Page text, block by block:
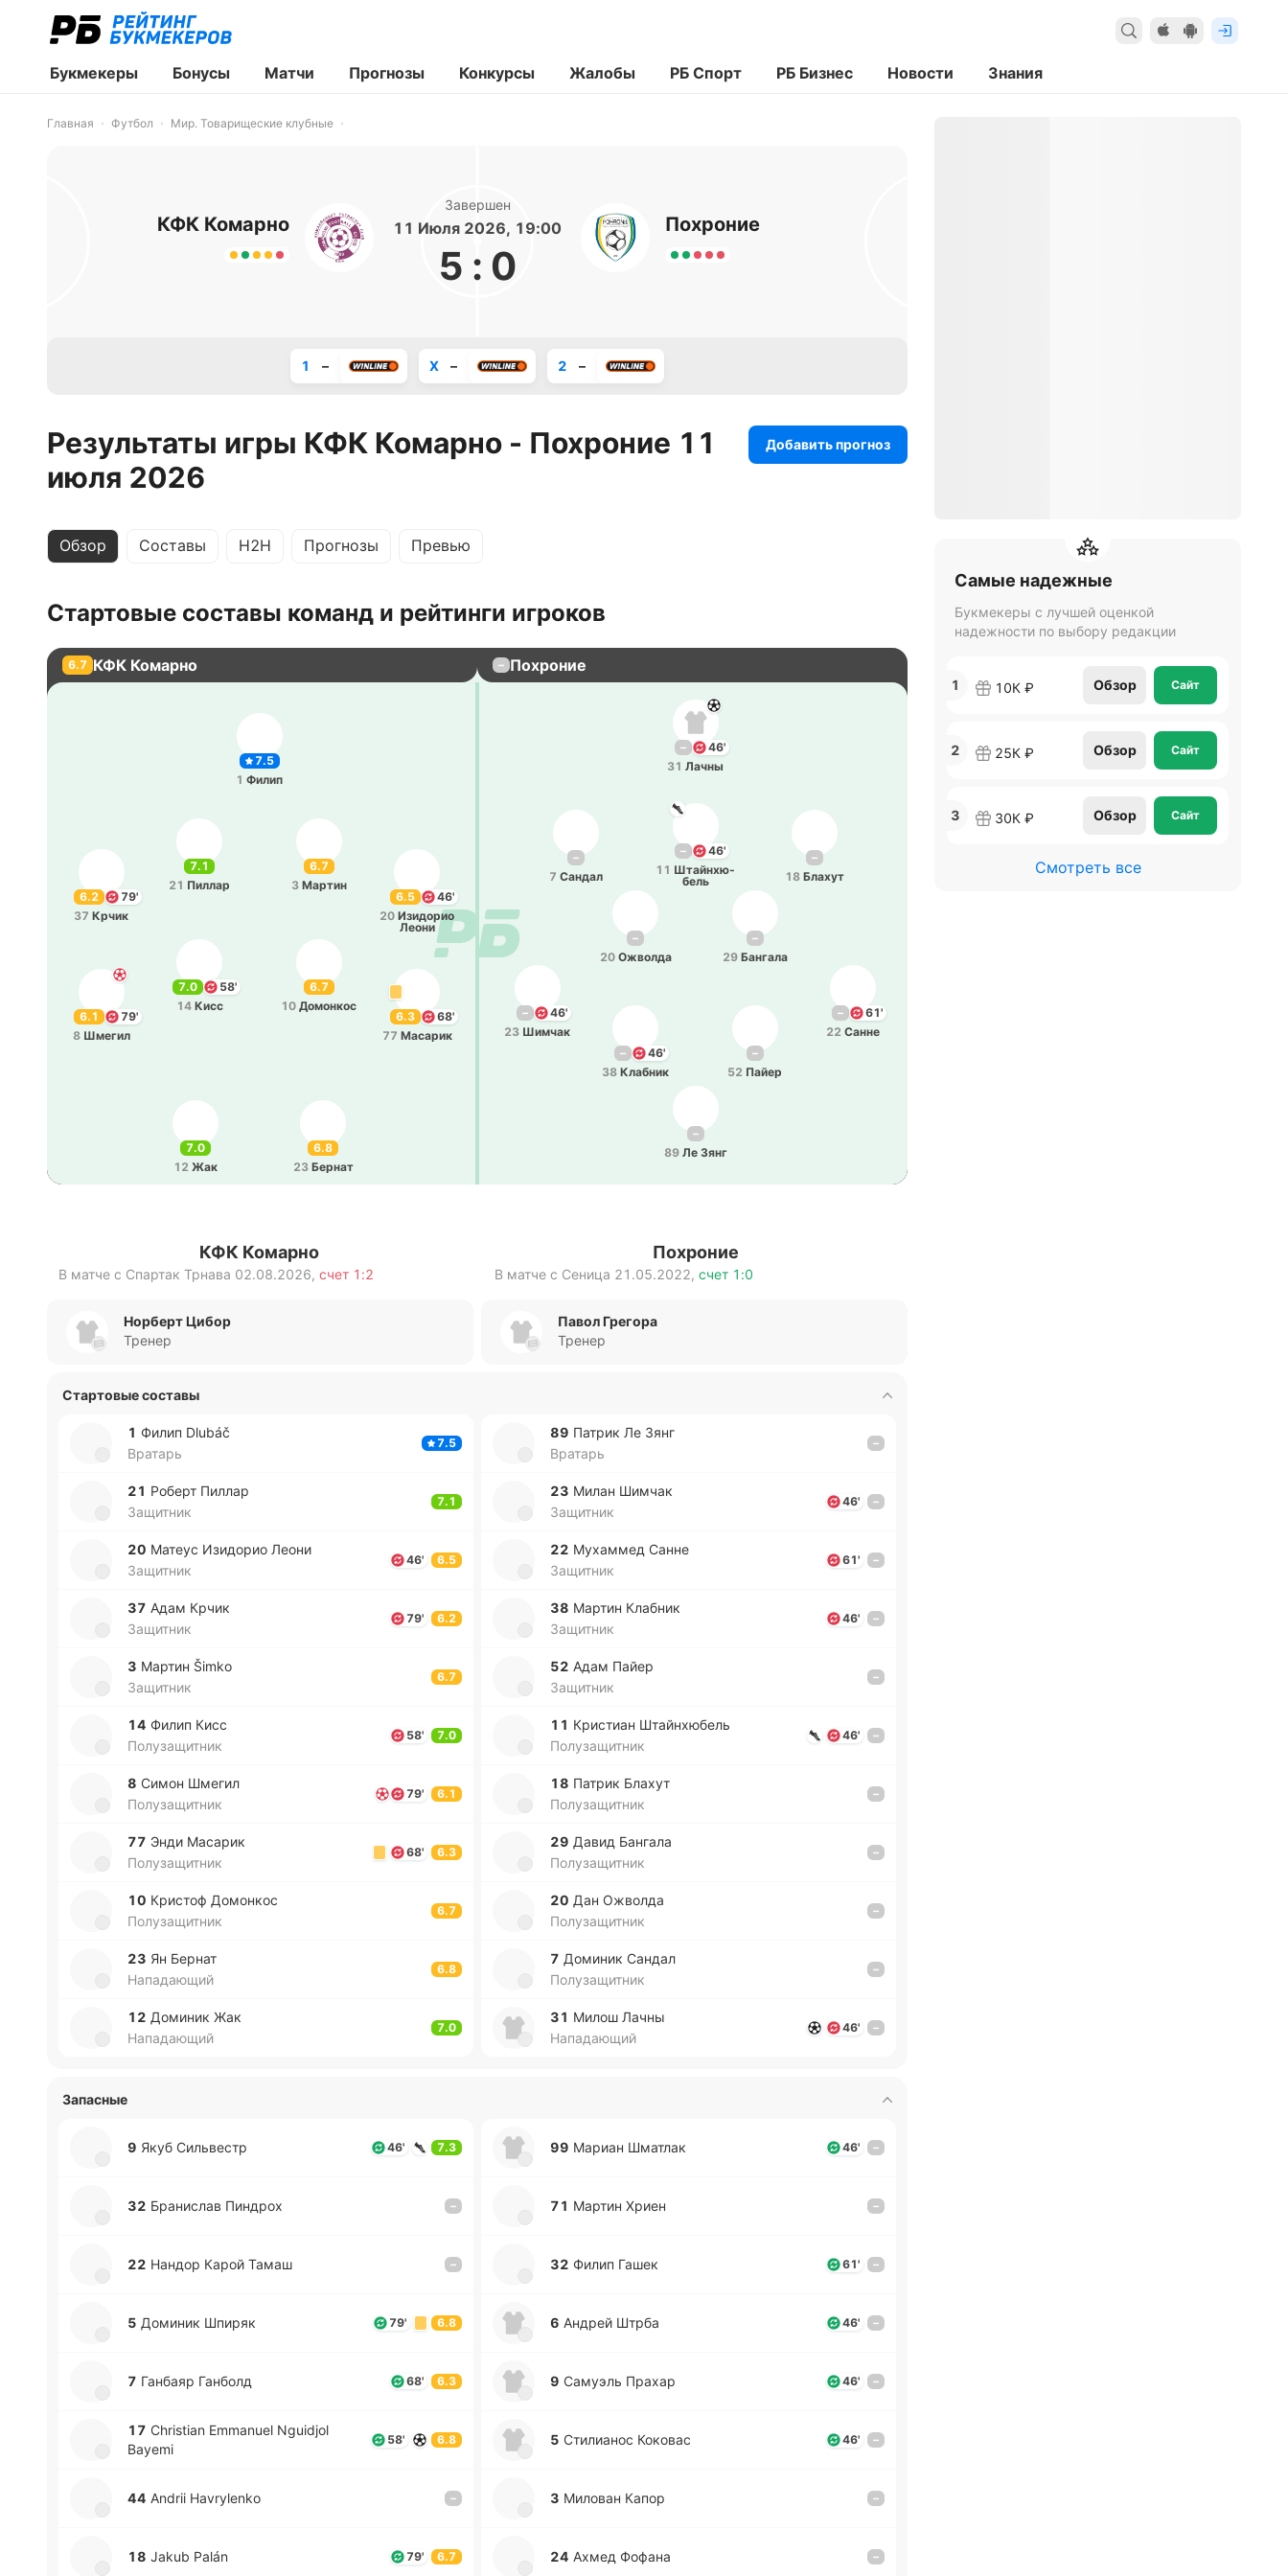
Букмекеры Бонусы Матчи Прогнозы Конкурсы Жалобы РБ Спорт РБ Бизнес Новости Знания
Главная Футбол Мир. Товарищеские клубные
КФК Комарно
Завершен
11 Июля 2026, 19:00
5 : 0
Похроние
1 – X – 2 –
Результаты игры КФК Комарно - Похроние 11
июля 2026
Добавить прогноз
Обзор Составы H2H Прогнозы Превью
Стартовые составы команд и рейтинги игроков
6.7 КФК Комарно – Похроние
7.5
1 Филип
7.1
21 Пиллар
6.5
46'
20 Изи­до­рио
Леони
6.2
79'
37 Крчик
6.7
3 Мартин
7.0
58'
14 Кисс
6.1
79'
8 Шмегил
6.3
68'
77 Ма­са­рик
6.7
10 До­мо­нкос
6.8
23 Бернат
7.0
12 Жак
–
89 Ле Зянг
–
46'
23 Шимчак
–
61'
22 Санне
–
46'
38 Кла­бник
–
52 Пайер
–
46'
11 Штай­нхю­
бель
–
18 Блахут
–
29 Ба­нга­ла
–
20 Ожво­лда
–
7 Сандал
–
46'
31 Лачны
КФК Комарно
В матче с Спартак Трнава 02.08.2026, счет 1:2
Похроние
В матче с Сеница 21.05.2022, счет 1:0
Норберт Цибор
Тренер
Павол Грегора
Тренер
Стартовые составы
1 Филип Dlubáč
Вратарь
7.5
21 Роберт Пиллар
Защитник
7.1
20 Матеус Изи­до­рио Леони
Защитник
46' 6.5
37 Адам Крчик
Защитник
79' 6.2
3 Мартин Šimko
Защитник
6.7
14 Филип Кисс
Полузащитник
58' 7.0
8 Симон Шмегил
Полузащитник
79' 6.1
77 Энди Ма­са­рик
Полузащитник
68' 6.3
10 Кри­стоф До­мо­нкос
Полузащитник
6.7
23 Ян Бернат
Нападающий
6.8
12 До­ми­ник Жак
Нападающий
7.0
89 Патрик Ле Зянг
Вратарь
–
23 Милан Шимчак
Защитник
46' –
22 Му­ха­ммед Санне
Защитник
61' –
38 Мартин Кла­бник
Защитник
46' –
52 Адам Пайер
Защитник
–
11 Кри­стиан Штай­нхю­бель
Полузащитник
46' –
18 Патрик Блахут
Полузащитник
–
29 Давид Ба­нга­ла
Полузащитник
–
20 Дан Ожво­лда
Полузащитник
–
7 До­ми­ник Сандал
Полузащитник
–
31 Милош Лачны
Нападающий
46' –
Запасные
9 Якуб Си­львестр 46' 7.3
32 Бра­ни­слав Пи­ндрох –
22 Нандор Карой Тамаш –
5 До­ми­ник Шпиряк 79' 6.8
7 Га­нбаяр Га­нболд 68' 6.3
17 Christian Emmanuel Nguidjol
Bayemi
58' 6.8
44 Andrii Havrylenko –
18 Jakub Palán 79' 6.7
99 Мариан Шма­тлак 46' –
71 Мартин Хриен –
32 Филип Гашек 61' –
6 Андрей Штрба 46' –
9 Са­муэль Прахар 46' –
5 Сти­лиа­нос Ко­ко­вас 46' –
3 Ми­ло­ван Капор –
24 Ахмед Фофана –
Самые надежные
Букмекеры с лучшей оценкой
надежности по выбору редакции
1 10К ₽ Обзор Сайт
2 25К ₽ Обзор Сайт
3 30К ₽ Обзор Сайт
Смотреть все